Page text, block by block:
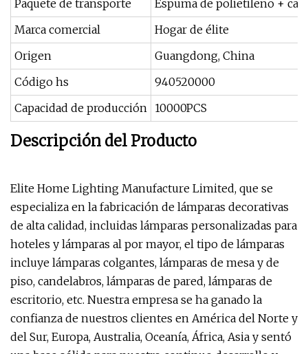
Paquete de transporte
Espuma de polietileno +
Marca comercial
Hogar de élite
Origen
Guangdong, China
Código hs
940520000
Capacidad de producción 10000PCS
Descripción del Producto
Elite Home Lighting Manufacture Limited, que se
especializa en la fabricación de lámparas decorativas
de alta calidad, incluidas lámparas personalizadas para
hoteles y lámparas al por mayor, el tipo de lámparas
incluye lámparas colgantes, lámparas de mesa y de
piso, candelabros, lámparas de pared, lámparas de
escritorio, etc. Nuestra empresa se ha ganado la
confianza de nuestros clientes en América del Norte y
del Sur, Europa, Australia, Oceanía, África, Asia y sentó